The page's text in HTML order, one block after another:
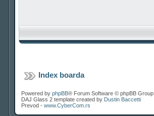
Index boarda
Powered by phpBB® Forum Software © phpBB Group
DAJ Glass 2 template created by Dustin Baccetti
Prevod - www.CyberCom.rs